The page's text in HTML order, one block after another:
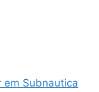
em Subnautica